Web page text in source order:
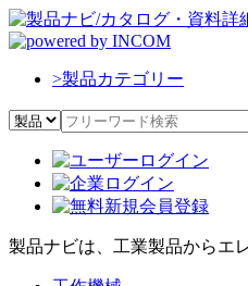
>製品カテゴリー
製品ナビは、工業製品からエ